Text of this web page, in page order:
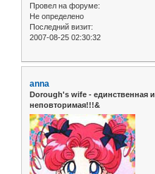
Провел на форуме:
Не определено
Последний визит:
2007-08-25 02:30:32
anna
Dorough's wife - единственная и
неповторимая!!!&